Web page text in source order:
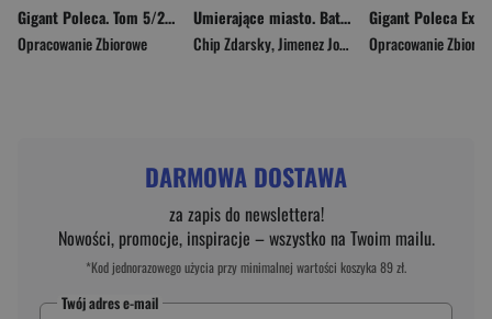
Gigant Poleca. Tom 5/2026. Wpakowany na wakacje
Opracowanie Zbiorowe
Umierające miasto. Batman. Batman. Tom 6
Chip Zdarsky,Jimenez Jorge Opracowanie
DARMOWA DOSTAWA
za zapis do newslettera!
Nowości, promocje, inspiracje – wszystko na Twoim mailu.
*Kod jednorazowego użycia przy minimalnej wartości koszyka 89 zł.
Twój adres e-mail